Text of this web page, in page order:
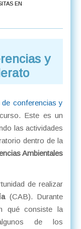
EN
y
de conferencias y
Este es un
las actividades
dentro de la
Ambientales
de realizar
(CAB). Durante
qué consiste la
de los